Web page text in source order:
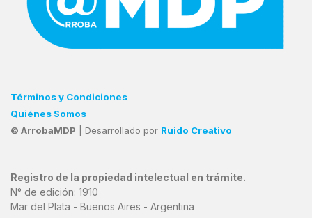
Términos y Condiciones
Quiénes Somos
© ArrobaMDP | Desarrollado por Ruido Creativo
Registro de la propiedad intelectual en trámite.
N° de edición: 1910
Mar del Plata - Buenos Aires - Argentina